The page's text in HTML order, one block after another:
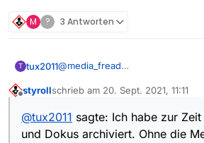
M ? 3 Antworten
T tux2011@media_fread
Ich habe zur Zeit ca. 65000
verwaltung der Dateien nicht
Ich beschlossen bei der Version
styrollschrieb am 20. Sept. 2021, 11:11
zuletzt editiert von
@tux2011 sagte: Ich habe zur
und Dokus archiviert. Ohne die